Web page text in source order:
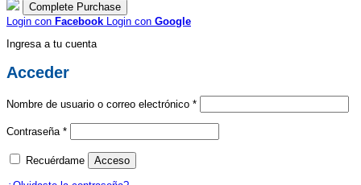
Login con Facebook Login con Google
Ingresa a tu cuenta
Acceder
Nombre de usuario o correo electrónico *Obligatorio
Contraseña *Obligatorio
Recuérdame Acceso